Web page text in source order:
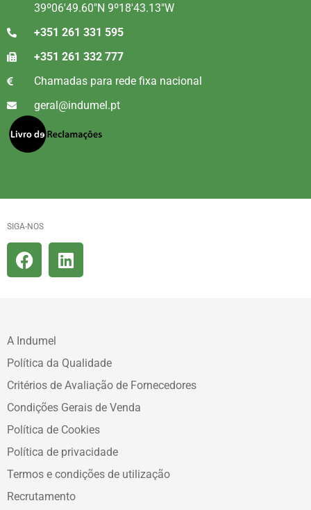
39º06'49.60"N 9º18'43.13"W
+351 261 331 595
+351 261 332 777
Chamadas para rede fixa nacional
geral@indumel.pt
SIGA-NOS
A Indumel
Política da Qualidade
Critérios de Avaliação de Fornecedores
Condições Gerais de Venda
Política de Cookies
Política de privacidade
Termos e condições de utilização
Recrutamento